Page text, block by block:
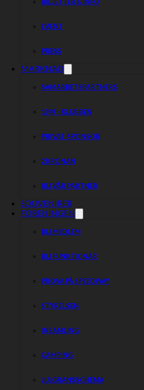
EVENT
PRESS
MARKNAD
SAMARBETSPARTNERS
1949 – KLUBBEN
PRIVAT-SPONSOR
2 KRONAN
BLI VÅR PARTNER
SOUVENIRER
FÖRENINGEN
BLI MEDLEM
BLI FUNKTIONÄR
PROVA PÅ SPEEDWAY
STYRELSEN
INSAMLING
CAMPING
JULGRANSSCHEMA